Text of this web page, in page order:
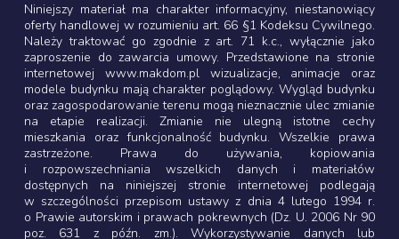
Niniejszy materiał ma charakter informacyjny, niestanowiący
oferty handlowej w rozumieniu art. 66 §1 Kodeksu Cywilnego.
Należy traktować go zgodnie z art. 71 k.c., wyłącznie jako
zaproszenie do zawarcia umowy. Przedstawione na stronie
internetowej www.makdom.pl wizualizacje, animacje oraz
modele budynku mają charakter poglądowy. Wygląd budynku
oraz zagospodarowanie terenu mogą nieznacznie ulec zmianie
na etapie realizacji. Zmianie nie ulegną istotne cechy
mieszkania oraz funkcjonalność budynku. Wszelkie prawa
zastrzeżone. Prawa do używania, kopiowania
i rozpowszechniania wszelkich danych i materiałów
dostępnych na niniejszej stronie internetowej podlegają
w szczególności przepisom ustawy z dnia 4 lutego 1994 r.
o Prawie autorskim i prawach pokrewnych (Dz. U. 2006 Nr 90
poz. 631 z późn. zm.). Wykorzystywanie danych lub